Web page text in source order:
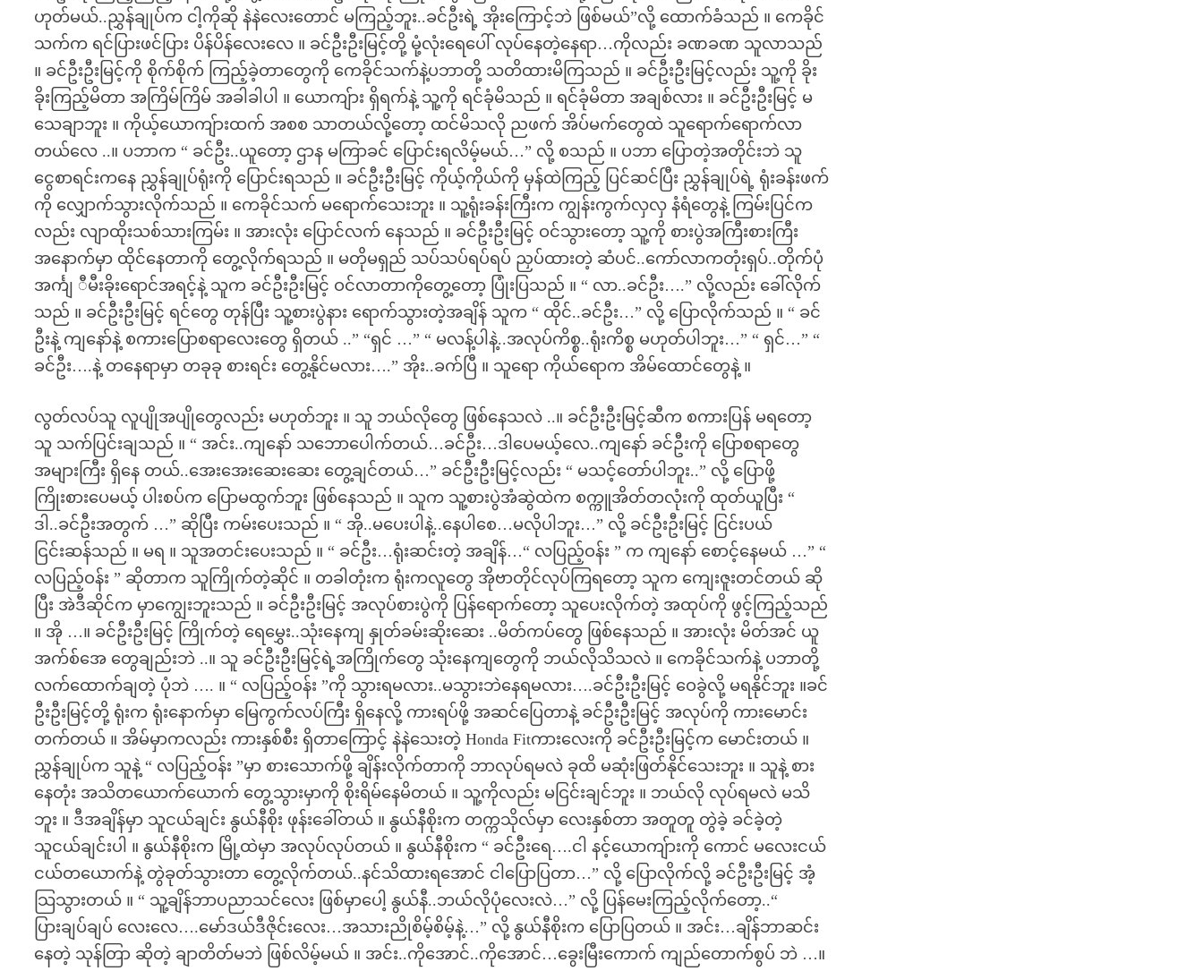
ဟုတ်မယ်..ညွှန်ချုပ်က ငါ့ကိုဆို နဲနဲလေးတောင် မကြည့်ဘူး..ခင်ဦးရဲ့ အိုးကြောင့်ဘဲ ဖြစ်မယ်”လို့ ထောက်ခံသည် ။ ကေခိုင်
သက်က ရင်ပြားဖင်ပြား ပိန်ပိန်လေးလေ ။ ခင်ဦးဦးမြင့်တို့ မုံ့လုံးရေပေါ် လုပ်နေတဲ့နေရာ…ကိုလည်း ခဏခဏ သူလာသည်
။ ခင်ဦးဦးမြင့်ကို စိုက်စိုက် ကြည့်ခဲ့တာတွေကို ကေခိုင်သက်နဲ့ပဘာတို့ သတိထားမိကြသည် ။ ခင်ဦးဦးမြင့်လည်း သူ့ကို ခိုး
ခိုးကြည့်မိတာ အကြိမ်ကြိမ် အခါခါပါ ။ ယောကျ်ား ရှိရက်နဲ့ သူ့ကို ရင်ခုံမိသည် ။ ရင်ခုံမိတာ အချစ်လား ။ ခင်ဦးဦးမြင့် မ
သေချာဘူး ။ ကိုယ့်ယောကျ်ားထက် အစစ သာတယ်လို့တော့ ထင်မိသလို ညဖက် အိပ်မက်တွေထဲ သူရောက်ရောက်လာ
တယ်လေ ..။ ပဘာက “ ခင်ဦး..ယူတော့ ဌာန မကြာခင် ပြောင်းရလိမ့်မယ်…” လို့ စသည် ။ ပဘာ ပြောတဲ့အတိုင်းဘဲ သူ
ငွေစာရင်းကနေ ညွှန်ချုပ်ရုံးကို ပြောင်းရသည် ။ ခင်ဦးဦးမြင့် ကိုယ့်ကိုယ်ကို မှန်ထဲကြည့် ပြင်ဆင်ပြီး ညွှန်ချုပ်ရဲ့ ရုံးခန်းဖက်
ကို လျှောက်သွားလိုက်သည် ။ ကေခိုင်သက် မရောက်သေးဘူး ။ သူ့ရုံးခန်းကြီးက ကျွန်းကွက်လှလှ နံရံတွေနဲ့ ကြမ်းပြင်က
လည်း လျာထိုးသစ်သားကြမ်း ။ အားလုံး ပြောင်လက် နေသည် ။ ခင်ဦးဦးမြင့် ဝင်သွားတော့ သူ့ကို စားပွဲအကြီးစားကြီး
အနောက်မှာ ထိုင်နေတာကို တွေ့လိုက်ရသည် ။ မတိုမရှည် သပ်သပ်ရပ်ရပ် ညှပ်ထားတဲ့ ဆံပင်..ကော်လာကတုံးရှပ်..တိုက်ပုံ
အင်္ကျ ီမီးခိုးရောင်အရင့်နဲ့ သူက ခင်ဦးဦးမြင့် ဝင်လာတာကိုတွေ့တော့ ပြုံးပြသည် ။ “ လာ..ခင်ဦး….” လို့လည်း ခေါ်လိုက်
သည် ။ ခင်ဦးဦးမြင့် ရင်တွေ တုန်ပြီး သူ့စားပွဲနား ရောက်သွားတဲ့အချိန် သူက “ ထိုင်..ခင်ဦး…” လို့ ပြောလိုက်သည် ။ “ ခင်
ဦးနဲ့ ကျနော်နဲ့ စကားပြောစရာလေးတွေ ရှိတယ် ..” “ရှင် …” “ မလန့်ပါနဲ့..အလုပ်ကိစ္စ..ရုံးကိစ္စ မဟုတ်ပါဘူး…” “ ရှင်…” “
ခင်ဦး….နဲ့ တနေရာမှာ တခုခု စားရင်း တွေ့နိုင်မလား….” အိုး..ခက်ပြီ ။ သူရော ကိုယ်ရောက အိမ်ထောင်တွေနဲ့ ။
လွတ်လပ်သူ လူပျိုအပျိုတွေလည်း မဟုတ်ဘူး ။ သူ ဘယ်လိုတွေ ဖြစ်နေသလဲ ..။ ခင်ဦးဦးမြင့်ဆီက စကားပြန် မရတော့
သူ သက်ပြင်းချသည် ။ “ အင်း..ကျနော် သဘောပေါက်တယ်…ခင်ဦး…ဒါပေမယ့်လေ..ကျနော် ခင်ဦးကို ပြောစရာတွေ
အများကြီး ရှိနေ တယ်..အေးအေးဆေးဆေး တွေ့ချင်တယ်…” ခင်ဦးဦးမြင့်လည်း “ မသင့်တော်ပါဘူး..” လို့ ပြောဖို့
ကြိုးစားပေမယ့် ပါးစပ်က ပြောမထွက်ဘူး ဖြစ်နေသည် ။ သူက သူ့စားပွဲအံဆွဲထဲက စက္ကူအိတ်တလုံးကို ထုတ်ယူပြီး “
ဒါ..ခင်ဦးအတွက် …” ဆိုပြီး ကမ်းပေးသည် ။ “ အို..မပေးပါနဲ့..နေပါစေ…မလိုပါဘူး…” လို့ ခင်ဦးဦးမြင့် ငြင်းပယ်
ငြင်းဆန်သည် ။ မရ ။ သူအတင်းပေးသည် ။ “ ခင်ဦး…ရုံးဆင်းတဲ့ အချိန်…“ လပြည့်ဝန်း ” က ကျနော် စောင့်နေမယ် …” “
လပြည့်ဝန်း ” ဆိုတာက သူကြိုက်တဲ့ဆိုင် ။ တခါတုံးက ရုံးကလူတွေ အိုဗာတိုင်လုပ်ကြရတော့ သူက ကျေးဇူးတင်တယ် ဆို
ပြီး အဲဒီဆိုင်က မှာကျွေးဘူးသည် ။ ခင်ဦးဦးမြင့် အလုပ်စားပွဲကို ပြန်ရောက်တော့ သူပေးလိုက်တဲ့ အထုပ်ကို ဖွင့်ကြည့်သည်
။ အို …။ ခင်ဦးဦးမြင့် ကြိုက်တဲ့ ရေမွှေး..သုံးနေကျ နှုတ်ခမ်းဆိုးဆေး ..မိတ်ကပ်တွေ ဖြစ်နေသည် ။ အားလုံး မိတ်အင် ယူ
အက်စ်အေ တွေချည်းဘဲ ..။ သူ ခင်ဦးဦးမြင့်ရဲ့အကြိုက်တွေ သုံးနေကျတွေကို ဘယ်လိုသိသလဲ ။ ကေခိုင်သက်နဲ့ ပဘာတို့
လက်ထောက်ချတဲ့ ပုံဘဲ …. ။ “ လပြည့်ဝန်း ”ကို သွားရမလား..မသွားဘဲနေရမလား….ခင်ဦးဦးမြင့် ဝေခွဲလို့ မရနိုင်ဘူး ။ခင်
ဦးဦးမြင့်တို့ ရုံးက ရုံးနောက်မှာ မြေကွက်လပ်ကြီး ရှိနေလို့ ကားရပ်ဖို့ အဆင်ပြေတာနဲ့ ခင်ဦးဦးမြင့် အလုပ်ကို ကားမောင်း
တက်တယ် ။ အိမ်မှာကလည်း ကားနှစ်စီး ရှိတာကြောင့် နဲနဲသေးတဲ့ Honda Fitကားလေးကို ခင်ဦးဦးမြင့်က မောင်းတယ် ။
ညွှန်ချုပ်က သူနဲ့ “ လပြည့်ဝန်း ”မှာ စားသောက်ဖို့ ချိန်းလိုက်တာကို ဘာလုပ်ရမလဲ ခုထိ မဆုံးဖြတ်နိုင်သေးဘူး ။ သူနဲ့ စား
နေတုံး အသိတယောက်ယောက် တွေ့သွားမှာကို စိုးရိမ်နေမိတယ် ။ သူ့ကိုလည်း မငြင်းချင်ဘူး ။ ဘယ်လို လုပ်ရမလဲ မသိ
ဘူး ။ ဒီအချိန်မှာ သူငယ်ချင်း နွယ်နီစိုး ဖုန်းခေါ်တယ် ။ နွယ်နီစိုးက တက္ကသိုလ်မှာ လေးနှစ်တာ အတူတူ တွဲခဲ့ ခင်ခဲ့တဲ့
သူငယ်ချင်းပါ ။ နွယ်နီစိုးက မြို့ထဲမှာ အလုပ်လုပ်တယ် ။ နွယ်နီစိုးက “ ခင်ဦးရေ….ငါ နင့်ယောကျ်ားကို ကောင် မလေးငယ်
ငယ်တယောက်နဲ့ တွဲခုတ်သွားတာ တွေ့လိုက်တယ်..နင်သိထားရအောင် ငါပြောပြတာ…” လို့ ပြောလိုက်လို့ ခင်ဦးဦးမြင့် အံ့
သြသွားတယ် ။ “ သူ့ချိန်ဘာပညာသင်လေး ဖြစ်မှာပေါ့ နွယ်နီ..ဘယ်လိုပုံလေးလဲ…” လို့ ပြန်မေးကြည့်လိုက်တော့..“
ပြားချပ်ချပ် လေးလေ….မော်ဒယ်ဒီဇိုင်းလေး…အသားညိုစိမ့်စိမ့်နဲ့…” လို့ နွယ်နီစိုးက ပြောပြတယ် ။ အင်း…ချိန်ဘာဆင်း
နေတဲ့ သုန်တြာ ဆိုတဲ့ ချာတိတ်မဘဲ ဖြစ်လိမ့်မယ် ။ အင်း..ကိုအောင်..ကိုအောင်…ခွေးမြီးကောက် ကျည်တောက်စွပ် ဘဲ …။